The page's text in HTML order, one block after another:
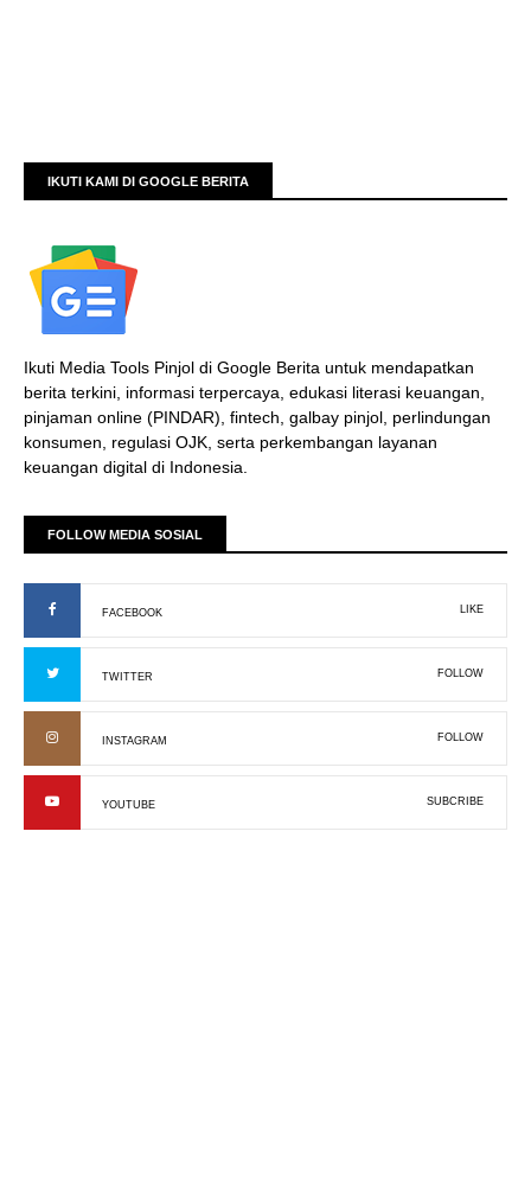
IKUTI KAMI DI GOOGLE BERITA
Ikuti Media Tools Pinjol di Google Berita untuk mendapatkan
berita terkini, informasi terpercaya, edukasi literasi keuangan,
pinjaman online (PINDAR), fintech, galbay pinjol, perlindungan
konsumen, regulasi OJK, serta perkembangan layanan
keuangan digital di Indonesia.
FOLLOW MEDIA SOSIAL
FACEBOOK LIKE
TWITTER FOLLOW
INSTAGRAM FOLLOW
YOUTUBE SUBCRIBE